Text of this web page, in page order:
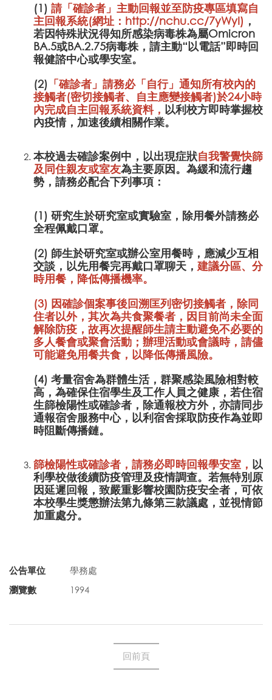
(1) 請「確診者」主動回報並至防疫專區填寫自
主回報系統(網址： http://nchu.cc/7yWyI) ，
若因特殊狀況得知所感染病毒株為屬Omicron
BA.5或BA.2.75病毒株，請主動“以電話”即時回
報健諮中心或學安室。
(2) 「確診者」請務必「自行」通知所有校內的
接觸者(密切接觸者、自主應變接觸者)於24小時
內完成自主回報系統資料， 以利校方即時掌握校
內疫情，加速後續相關作業。
本校過去確診案例中，以出現症狀自我警覺快篩
及同住親友或室友為主要原因。為緩和流行趨
勢，請務必配合下列事項：
(1) 研究生於研究室或實驗室，除用餐外請務必
全程佩戴口罩。
(2) 師生於研究室或辦公室用餐時，應減少互相
交談，以先用餐完再戴口罩聊天， 建議分區、分
時用餐，降低傳播機率。
(3) 因確診個案事後回溯匡列密切接觸者，除同
住者以外，其次為共食聚餐者，因目前尚未全面
解除防疫，故再次提醒師生請主動避免不必要的
多人餐會或聚會活動；辦理活動或會議時，請儘
可能避免用餐共食 ，以降低傳播風險。
(4) 考量宿舍為群體生活，群聚感染風險相對較
高，為確保住宿學生及工作人員之健康，若住宿
生篩檢陽性或確診者，除通報校方外，亦請同步
通報宿舍服務中心，以利宿舍採取防疫作為並即
時阻斷傳播鏈。
篩檢陽性或確診者，請務必即時回報學安室， 以
利學校做後續防疫管理及疫情調查。若無特別原
因延遲回報，致嚴重影響校園防疫安全者，可依
本校學生獎懲辦法第九條第三款議處，並視情節
加重處分。
公告單位
學務處
瀏覽數
1994
回前頁